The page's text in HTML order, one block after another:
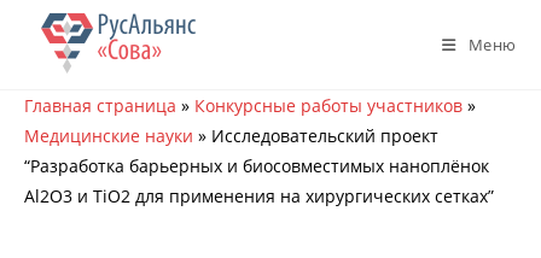
Перейти
содержимому
Меню
Главная страница » Конкурсные работы участников »
Медицинские науки » Исследовательский проект
“Разработка барьерных и биосовместимых наноплёнок
Al2O3 и TiO2 для применения на хирургических сетках”